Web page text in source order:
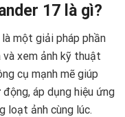
17 là gì?
là một giải pháp phần
và xem ảnh kỹ thuật
cụ mạnh mẽ giúp
áp dụng hiệu ứng
loạt ảnh cùng lúc.